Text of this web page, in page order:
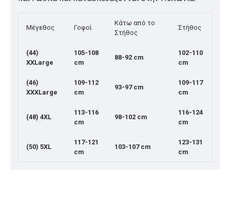
Μέγεθος Γοφοί
Κάτω από το
Στήθος
Στήθος
(44)
XXLarge
105-108
cm
88-92 cm
102-110
cm
(46)
XXXLarge
109-112
cm
93-97 cm
109-117
cm
(48) 4XL
113-116
cm
98-102 cm
116-124
cm
(50) 5XL
117-121
cm
103-107 cm
123-131
cm